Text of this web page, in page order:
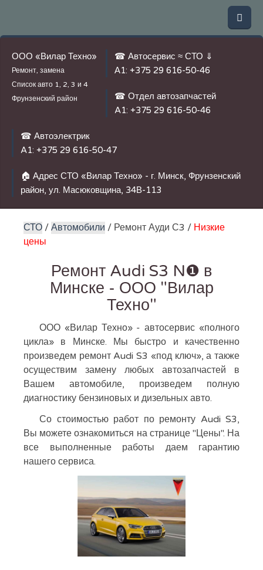
ООО «Вилар Техно»
Ремонт, замена
Список авто 1, 2, 3 и 4
Фрунзенский район
☎ Автосервис ≈ СТО ⇓
А1: +375 29 616-50-46
☎ Отдел автозапчастей
A1: +375 29 616-50-46
☎ Автоэлектрик
A1: +375 29 616-50-47
🏠 Адрес СТО «Вилар Техно» - г. Минск, Фрунзенский
район, ул. Масюковщина, 34В-113
СТО / Автомобили / Ремонт Ауди С3 / Низкие
цены
Ремонт Audi S3 N❶ в
Минске - ООО "Вилар
Техно"
ООО «Вилар Техно» - автосервис «полного
цикла» в Минске. Мы быстро и качественно
произведем ремонт Audi S3 «под ключ», а также
осуществим замену любых автозапчастей в
Вашем автомобиле, произведем полную
диагностику бензиновых и дизельных авто.
Со стоимостью работ по ремонту Audi S3,
Вы можете ознакомиться на странице "Цены". На
все выполненные работы даем гарантию
нашего сервиса.